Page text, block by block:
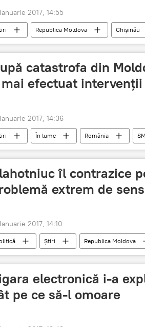
2017, 14:55
Republica Moldova Chișinău
de Crăciun
brad chișinăuieni
catastrofa din
efectuat
2017, 14:36
În lume România
îl contrazice
extrem de
2017, 14:10
Știri Republica Moldova
Plahotniuc
PSRM PDM
electronică i-a
pe ce să-l omoare